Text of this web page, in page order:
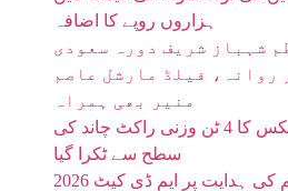
ہزاروں روپے کا اضافہ
شہباز شریف دورہ سعودی
روانہ، فیلڈ مارشل عاصم
منیر بھی ہمراہ
اسپیس ایکس کا 4 ٹن وزنی راکٹ چاند کی
سطح سے ٹکرا گیا
وزیراعظم کی ہدایت پر ایم ڈی کیٹ 2026